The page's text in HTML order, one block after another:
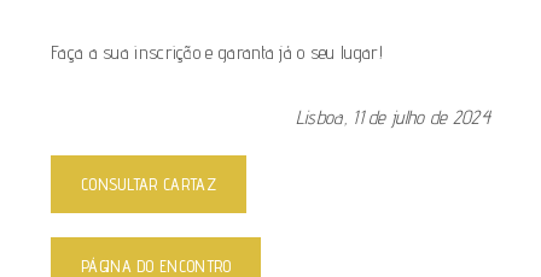
Faça a sua inscrição e garanta já o seu lugar!
Lisboa, 11 de julho de 2024
CONSULTAR CARTAZ
PÁGINA DO ENCONTRO